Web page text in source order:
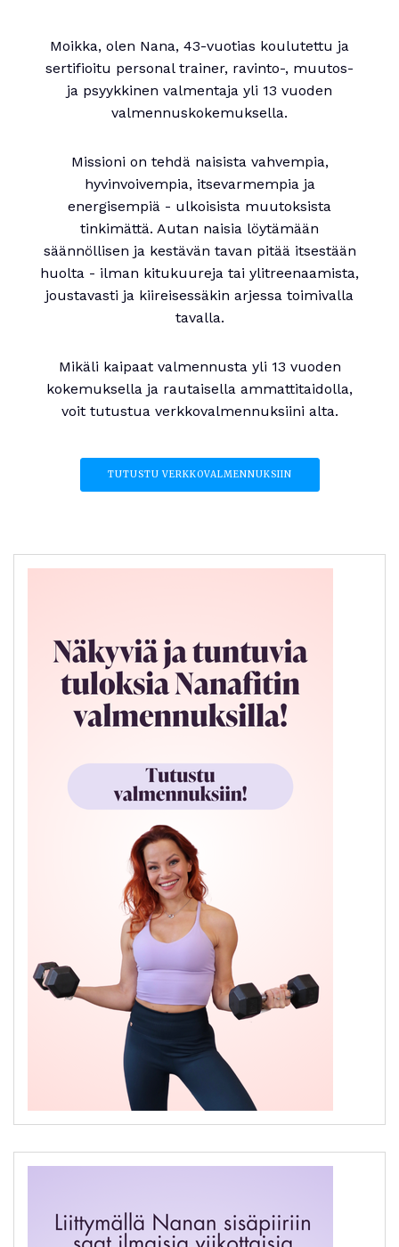
Moikka, olen Nana, 43-vuotias koulutettu ja
sertifioitu personal trainer, ravinto-, muutos-
ja psyykkinen valmentaja yli 13 vuoden
valmennuskokemuksella.
Missioni on tehdä naisista vahvempia,
hyvinvoivempia, itsevarmempia ja
energisempiä - ulkoisista muutoksista
tinkimättä. Autan naisia löytämään
säännöllisen ja kestävän tavan pitää itsestään
huolta - ilman kitukuureja tai ylitreenaamista,
joustavasti ja kiireisessäkin arjessa toimivalla
tavalla.
Mikäli kaipaat valmennusta yli 13 vuoden
kokemuksella ja rautaisella ammattitaidolla,
voit tutustua verkkovalmennuksiini alta.
TUTUSTU VERKKOVALMENNUKSIIN